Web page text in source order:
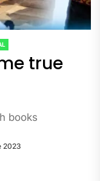
true
books
2023